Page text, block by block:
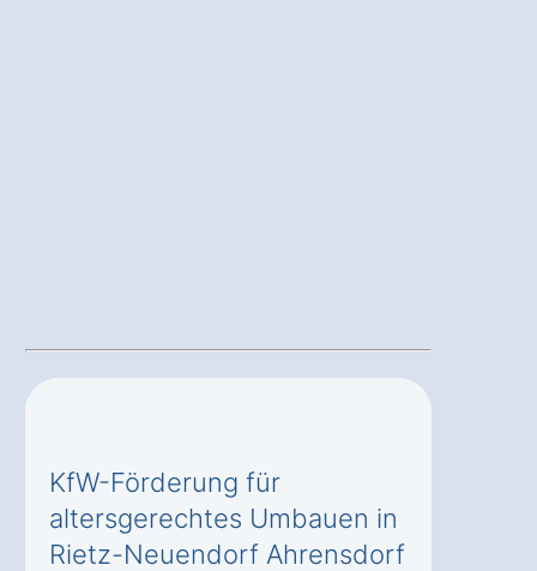
KfW-Förderung für
altersgerechtes Umbauen in
Rietz-Neuendorf Ahrensdorf